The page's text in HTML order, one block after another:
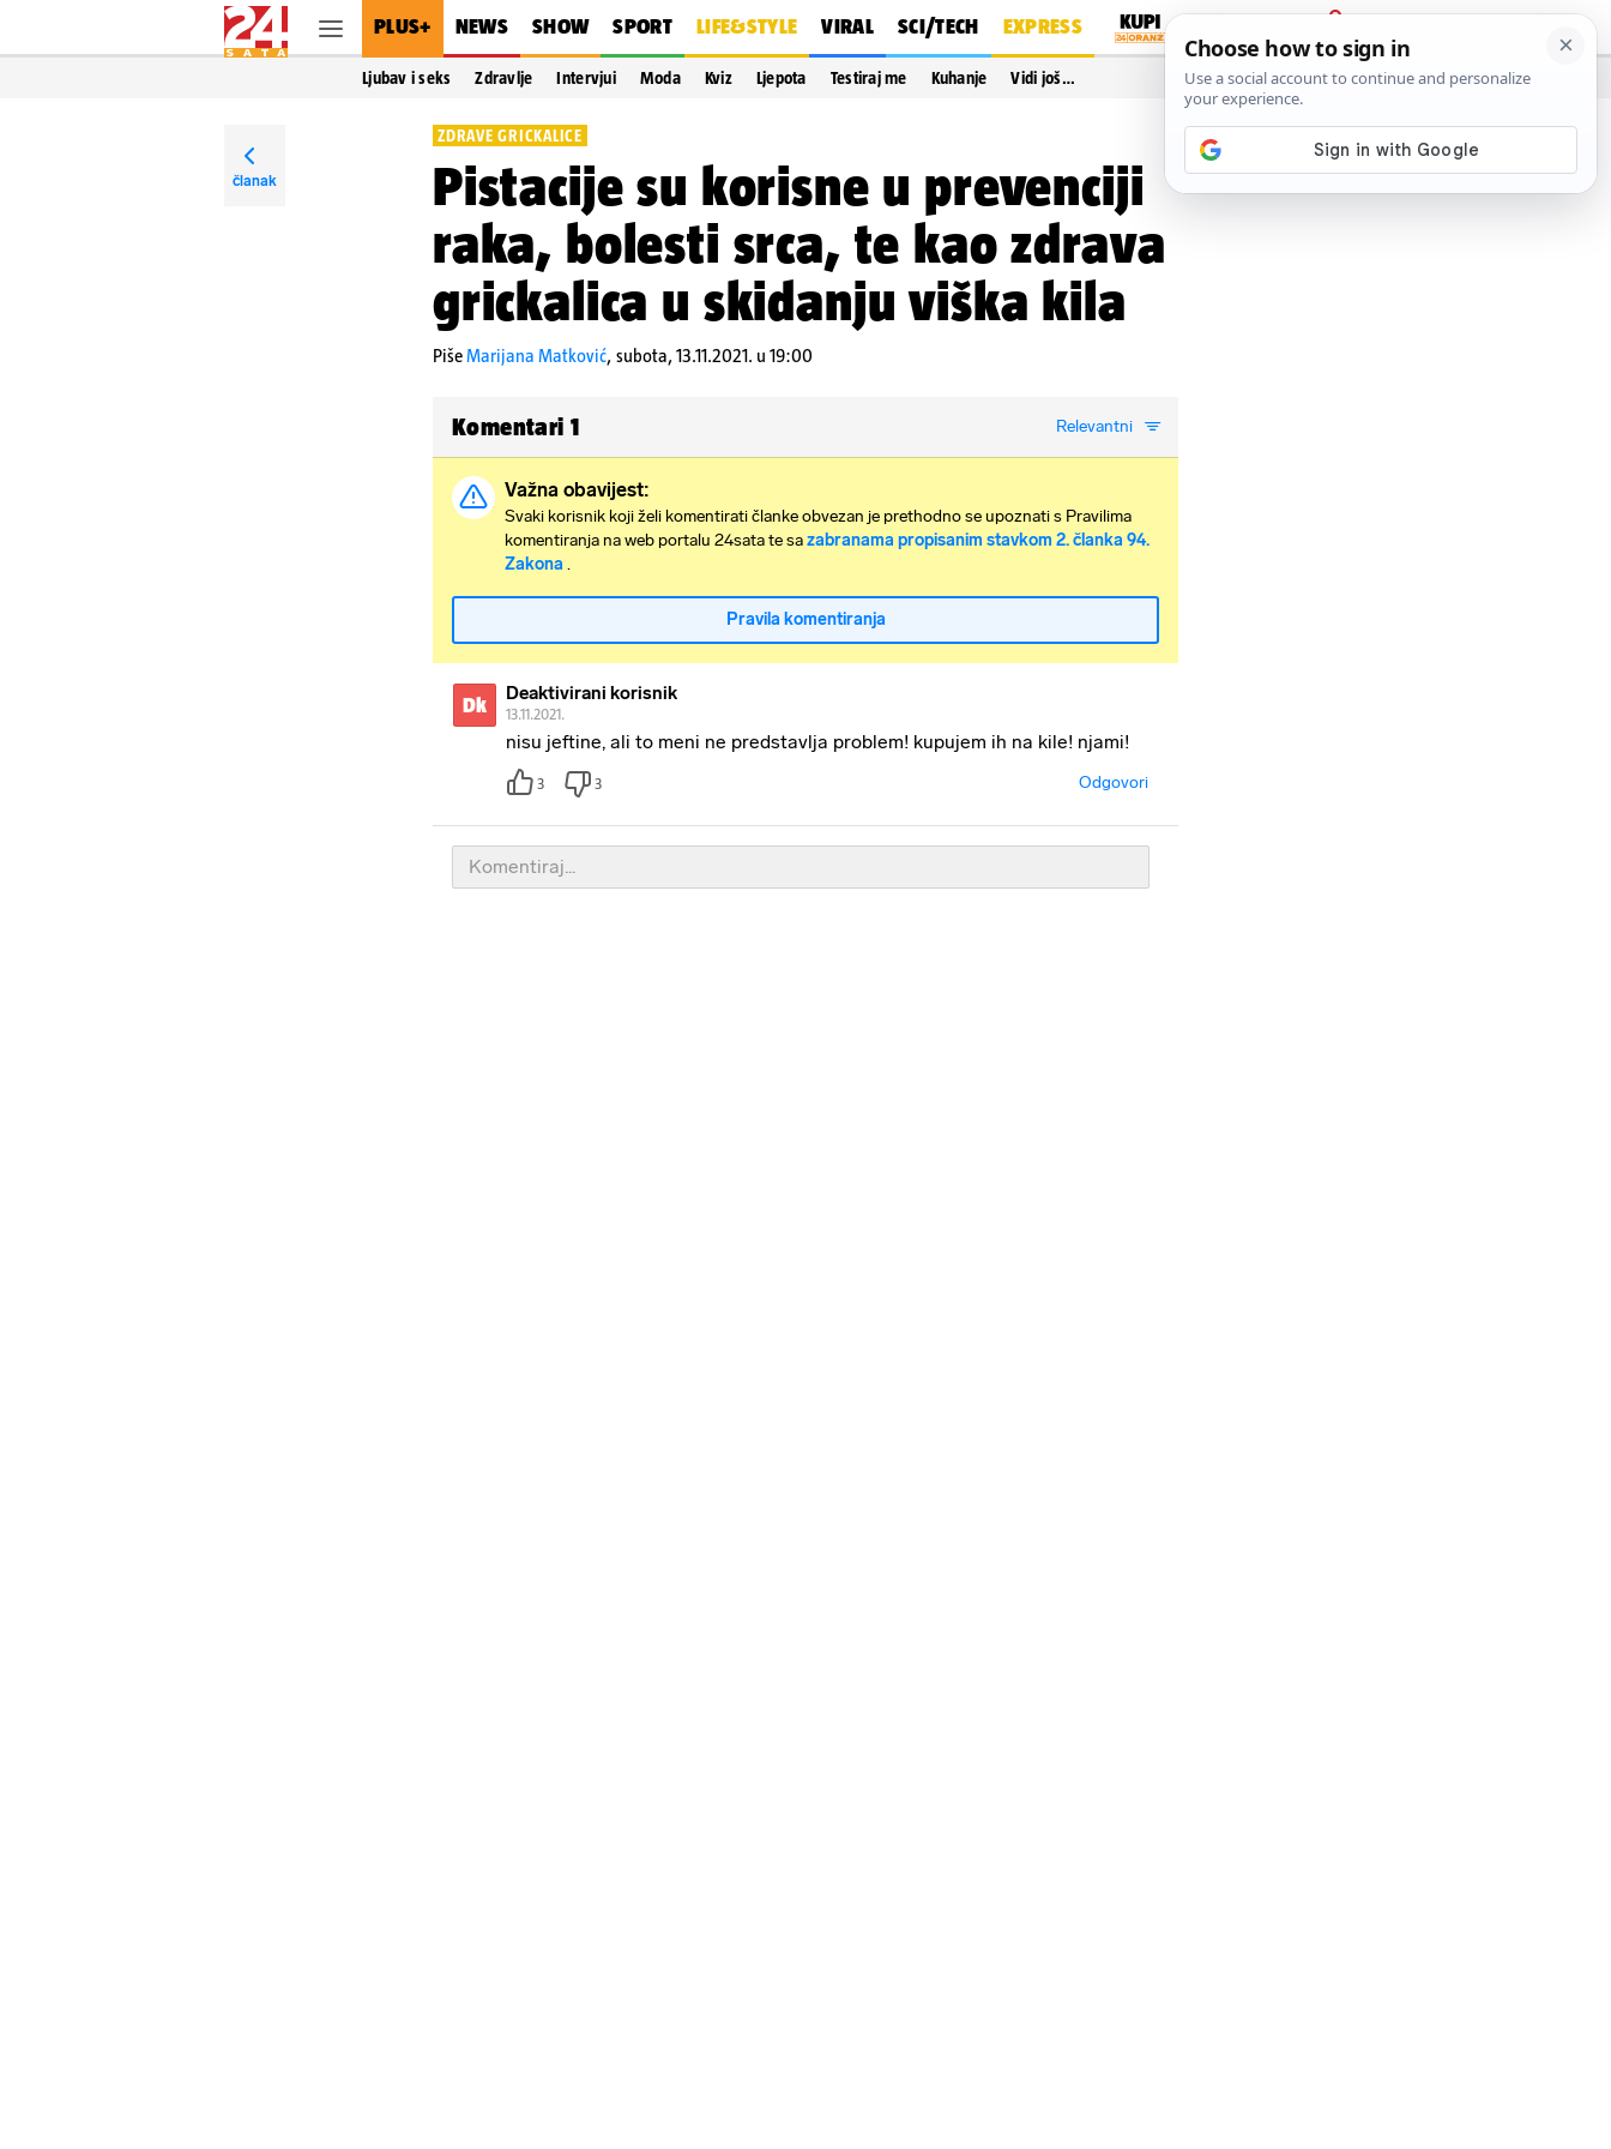
PLUS+ NEWS SHOW SPORT LIFE&STYLE VIRAL SCI/TECH EXPRESS
PRIJAVA
Ljubav i seks Zdravlje Intervjui Moda Kviz Ljepota Testiraj me Kuhanje Vidi još…
članak
ZDRAVE GRICKALICE
Pistacije su korisne u prevenciji
raka, bolesti srca, te kao zdrava
grickalica u skidanju viška kila
PišeMarijana Matković, subota, 13.11.2021. u 19:00
Komentari 1 Relevantni
Važna obavijest:
Svaki korisnik koji želi komentirati članke obvezan je prethodno se upoznati s Pravilima
komentiranja na web portalu 24sata te sazabranama propisanim stavkom 2. članka 94.
Zakona .
Pravila komentiranja
Dk Deaktivirani korisnik
13.11.2021.
nisu jeftine, ali to meni ne predstavlja problem! kupujem ih na kile! njami!
3 3 Odgovori